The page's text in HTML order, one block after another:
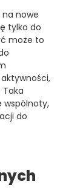
nowe
tylko do
może to
Taka
wspólnoty,
do